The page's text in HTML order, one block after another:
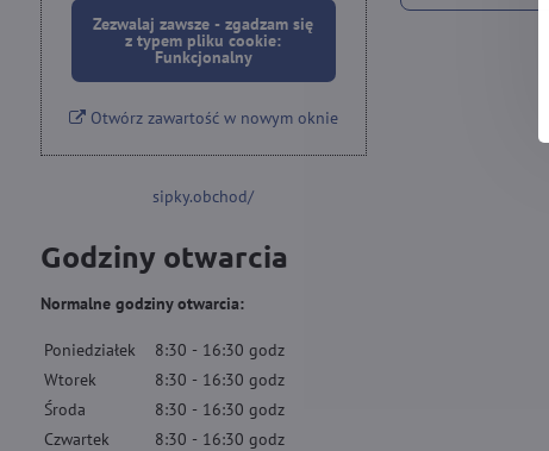
Zezwalaj zawsze - zgadzam się
z typem pliku cookie:
Funkcjonalny
Otwórz zawartość w nowym oknie
sipky.obchod/
Godziny otwarcia
Normalne godziny otwarcia:
Poniedziałek 8:30 - 16:30 godz
Wtorek
8:30 - 16:30 godz
Środa
8:30 - 16:30 godz
Czwartek
8:30 - 16:30 godz